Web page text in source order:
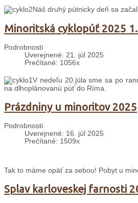
Náš druhý pútnicky deň sa
Minoritská cyklopúť 2025
Podrobnosti
Uverejnené: 21. júl 2025
Prečítané: 1056x
V nedeľu 20.júla sme sa po
na dlhoplánovanú púť do Ríma.
Prázdniny u minoritov 2025
Podrobnosti
Uverejnené: 16. júl 2025
Prečítané: 1509x
Tak to máme opäť za sebou! Pobyt u
Splav karloveskej farnosti